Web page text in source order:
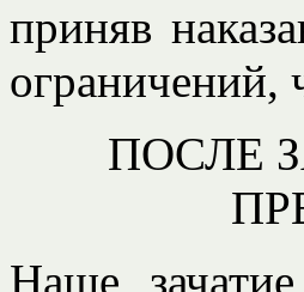
приняв
ограничений,
ПОСЛЕ
Наше